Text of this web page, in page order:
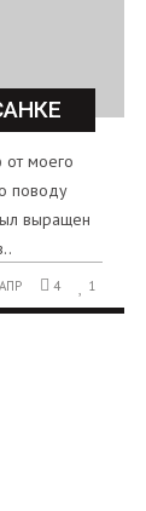
моего
поводу
выращен
4 1